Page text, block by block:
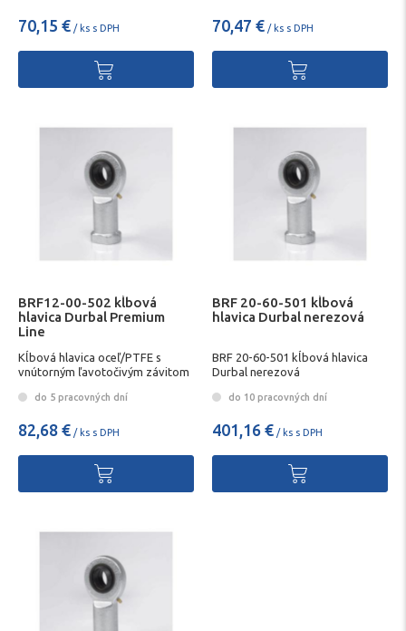
70,15 € / ks s DPH 70,47 € / ks s DPH
BRF12-00-502 kĺbová
hlavica Durbal Premium
Line
Kĺbová hlavica oceľ/PTFE s
vnútorným ľavotočivým závitom
do 5 pracovných dní
82,68 € / ks s DPH
BRF 20-60-501 kĺbová
hlavica Durbal nerezová
BRF 20-60-501 kĺbová hlavica
Durbal nerezová
do 10 pracovných dní
401,16 € / ks s DPH